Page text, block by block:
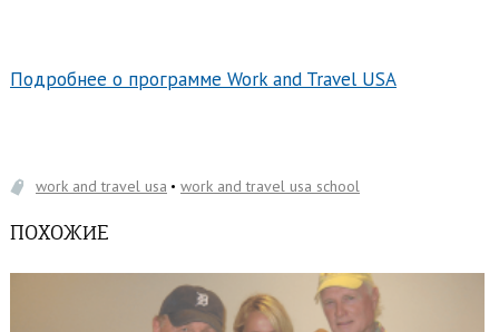
Подробнее о программе Work and Travel USA
work and travel usa work and travel usa school
ПОХОЖИЕ